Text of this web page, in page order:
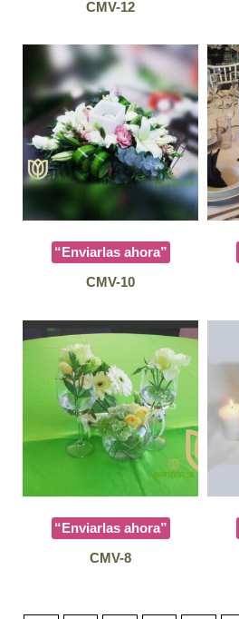
CMV-12
“Enviarlas ahora”
CMV-10
“Enviarlas ahora”
CMV-8